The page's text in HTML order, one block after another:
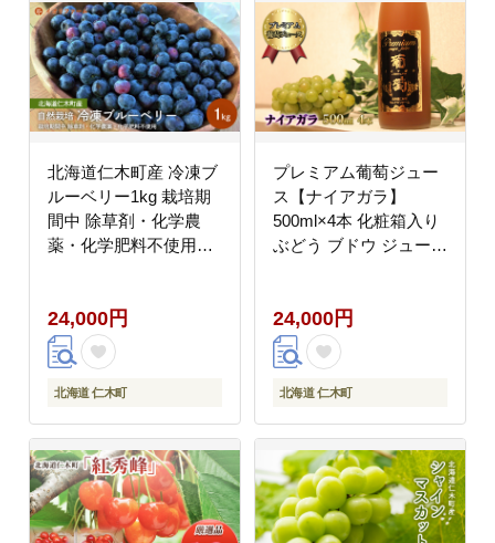
北海道仁木町産 冷凍ブ
ルーベリー1kg 栽培期
間中 除草剤・化学農
薬・化学肥料不使用
[iori farm]
24,000円
北海道 仁木町
プレミアム葡萄ジュー
ス【ナイアガラ】
500ml×4本 化粧箱入り
ぶどう ブドウ ジュース
ム]
24,000円
北海道 仁木町